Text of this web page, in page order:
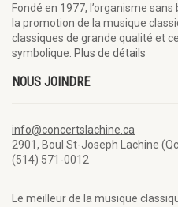
Fondé en 1977, l’organisme
la promotion de la musique
classiques de grande qualité et
symbolique. Plus de détails
NOUS JOINDRE
info@concertslachine.ca
2901, Boul St-Joseph Lachine
(514) 571-0012
Le meilleur de la musique